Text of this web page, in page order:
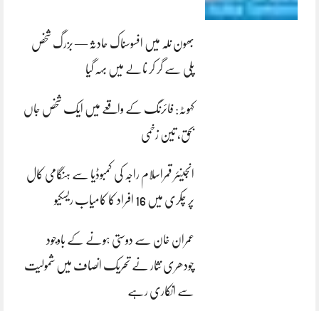
بھون نلہ میں افسوسناک حادثہ — بزرگ شخص
پلی سے گر کر نالے میں بہہ گیا
کہوٹہ: فائرنگ کے واقعے میں ایک شخص جاں
بحق، تین زخمی
انجینئر قمراسلام راجہ کی کمبوڈیا سے ہنگامی کال
پر چکری میں 16 افراد کا کامیاب ریسکیو
عمران خان سے دوستی ہونے کے باوجود
چودھری نثار نے تحریک انصاف میں شمولیت
سے انکاری رہے